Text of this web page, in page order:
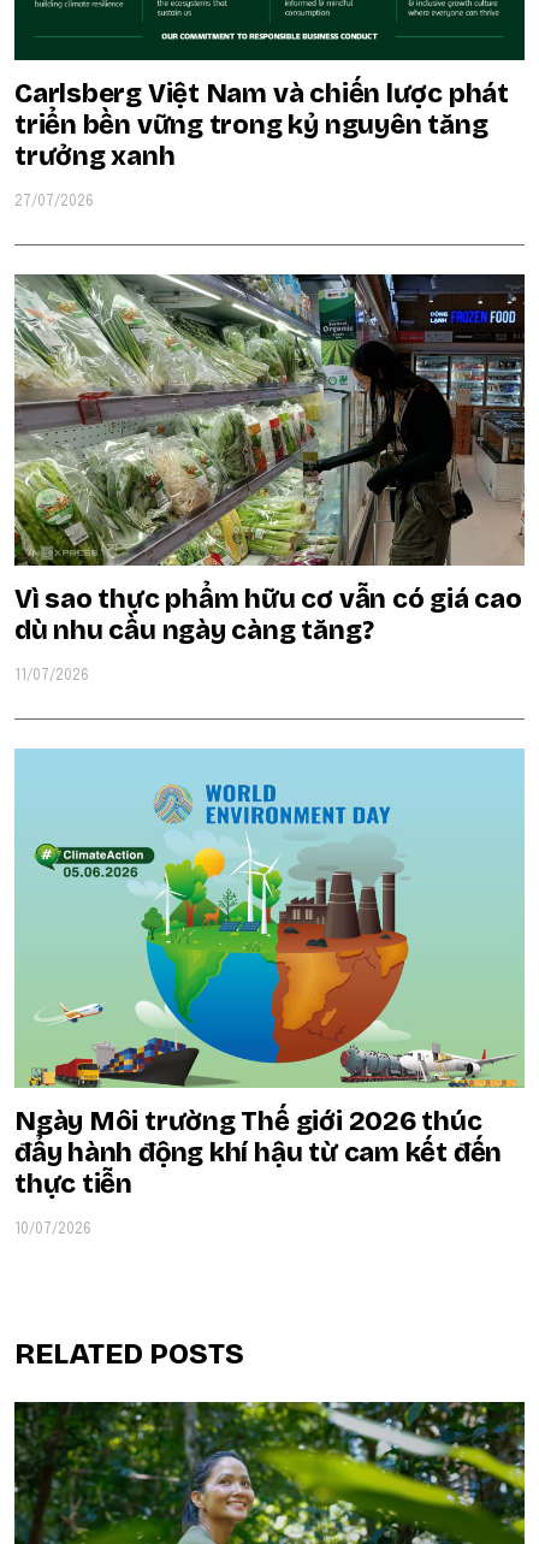
Carlsberg Việt Nam và chiến lược phát
triển bền vững trong kỷ nguyên tăng
trưởng xanh
27/07/2026
Vì sao thực phẩm hữu cơ vẫn có giá cao
dù nhu cầu ngày càng tăng?
11/07/2026
Ngày Môi trường Thế giới 2026 thúc
đẩy hành động khí hậu từ cam kết đến
thực tiễn
10/07/2026
RELATED POSTS